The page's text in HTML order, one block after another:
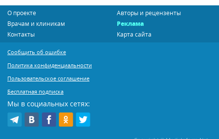
О проекте
Авторы и рецензенты
Врачам и клиникам
Реклама
Контакты
Карта сайта
Сообщить об ошибке
Политика конфиденциальности
Пользовательское соглашение
Бесплатная подписка
Мы в социальных сетях: